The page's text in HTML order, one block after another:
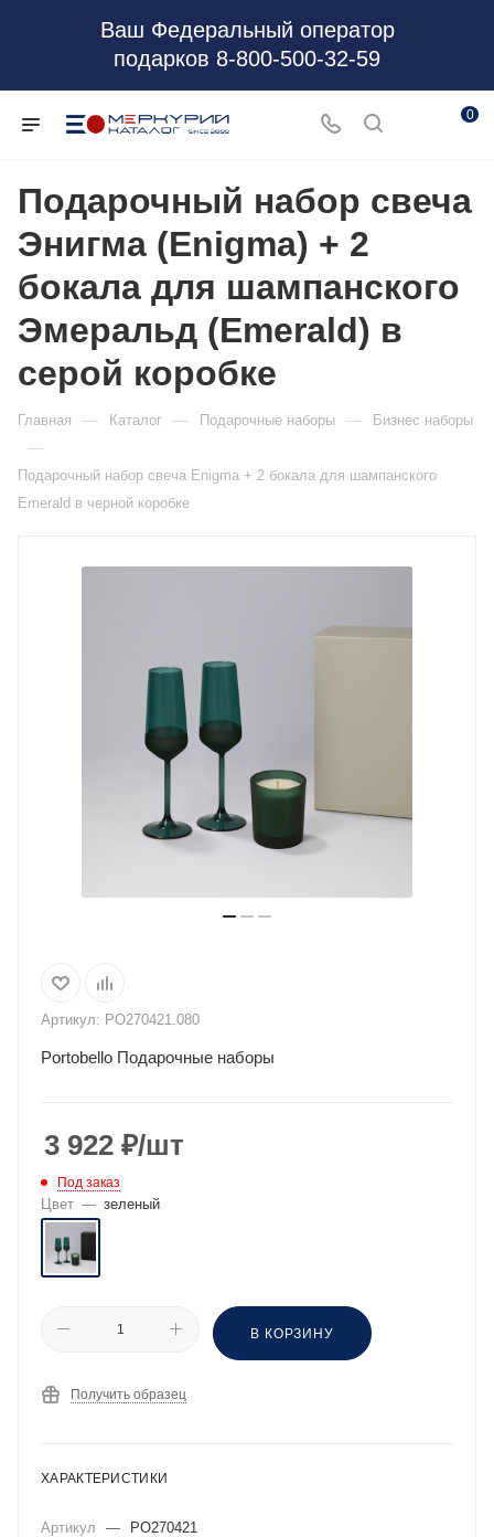
Ваш Федеральный оператор
подарков 8-800-500-32-59
0
Подарочный набор свеча
Энигма (Enigma) + 2
бокала для шампанского
Эмеральд (Emerald) в
серой коробке
Главная — Каталог — Подарочные наборы — Бизнес наборы
—
Подарочный набор свеча Enigma + 2 бокала для шампанского
Emerald в черной коробке
Артикул: PO270421.080
Portobello Подарочные наборы
3 922 ₽/шт
Под заказ
Цвет — зеленый
В КОРЗИНУ
Получить образец
ХАРАКТЕРИСТИКИ
Артикул —
PO270421